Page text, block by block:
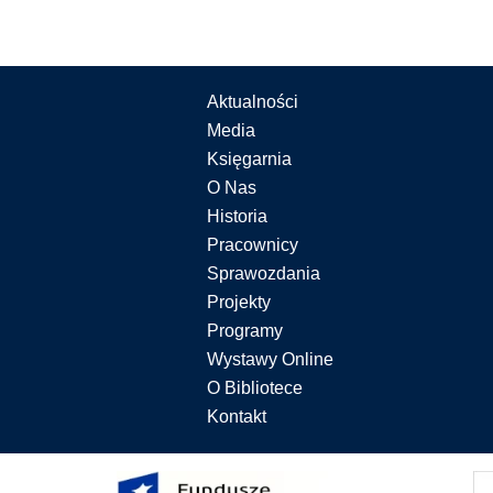
Aktualności
Media
Księgarnia
O Nas
Historia
Pracownicy
Sprawozdania
Projekty
Programy
Wystawy Online
O Bibliotece
Kontakt